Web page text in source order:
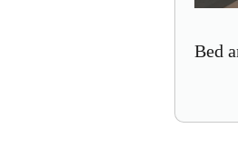
Bed